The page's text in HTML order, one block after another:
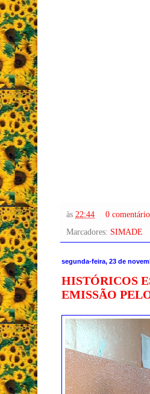
às 22:44
0
Marcadores: SIMADE
segunda-feira, 23 de
HISTÓRICOS
EMISSÃO